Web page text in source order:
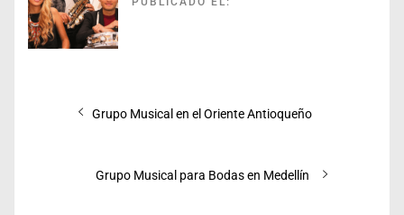
NavegaciónEntrada
Grupo Musical en el Oriente Antioqueño
Entrada
Grupo Musical para Bodas en Medellín